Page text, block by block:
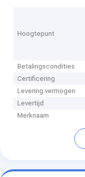
Hoogtepunt
Betalingscondities
Certificering
Levering vermogen
Levertijd
Merknaam